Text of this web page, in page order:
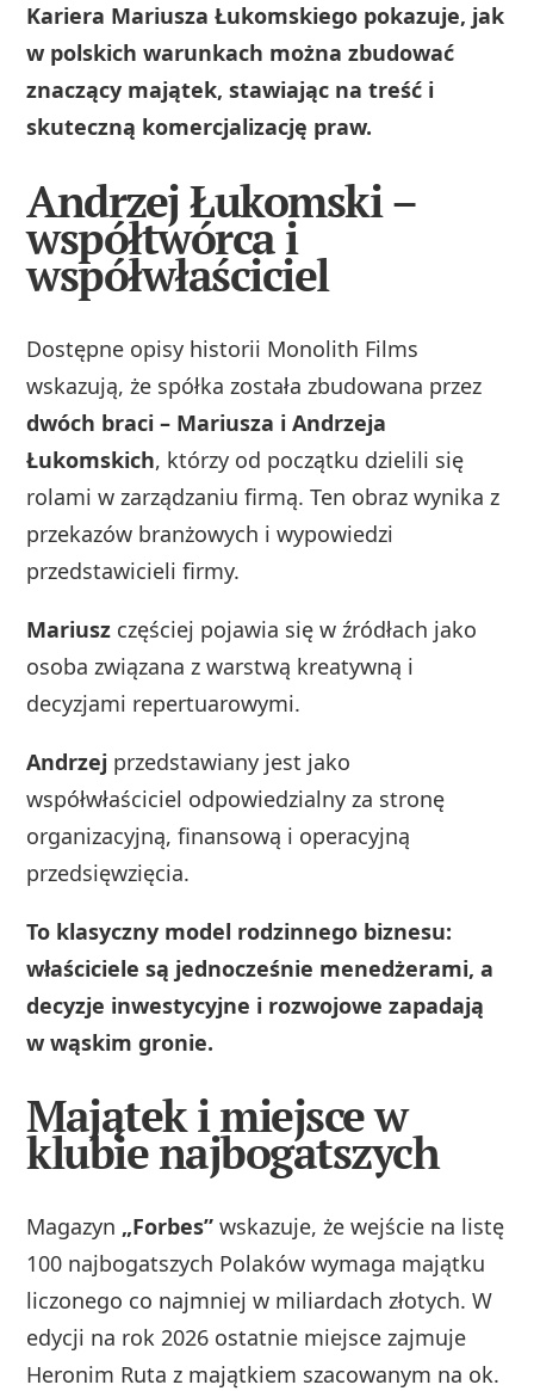
Kariera Mariusza Łukomskiego pokazuje, jak
w polskich warunkach można zbudować
znaczący majątek, stawiając na treść i
skuteczną komercjalizację praw.
Andrzej Łukomski –
współtwórca i
współwłaściciel
Dostępne opisy historii Monolith Films
wskazują, że spółka została zbudowana przez
dwóch braci – Mariusza i Andrzeja
Łukomskich, którzy od początku dzielili się
rolami w zarządzaniu firmą. Ten obraz wynika z
przekazów branżowych i wypowiedzi
przedstawicieli firmy.
Mariusz częściej pojawia się w źródłach jako
osoba związana z warstwą kreatywną i
decyzjami repertuarowymi.
Andrzej przedstawiany jest jako
współwłaściciel odpowiedzialny za stronę
organizacyjną, finansową i operacyjną
przedsięwzięcia.
To klasyczny model rodzinnego biznesu:
właściciele są jednocześnie menedżerami, a
decyzje inwestycyjne i rozwojowe zapadają
w wąskim gronie.
Majątek i miejsce w
klubie najbogatszych
Magazyn „Forbes” wskazuje, że wejście na listę
100 najbogatszych Polaków wymaga majątku
liczonego co najmniej w miliardach złotych. W
edycji na rok 2026 ostatnie miejsce zajmuje
Heronim Ruta z majątkiem szacowanym na ok.